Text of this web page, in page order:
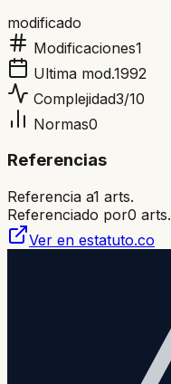
modificado
Modificaciones1
Ultima mod.1992
Complejidad3/10
Normas0
Referencias
Referencia a1 arts.
Referenciado por0 arts.
Ver en estatuto.co